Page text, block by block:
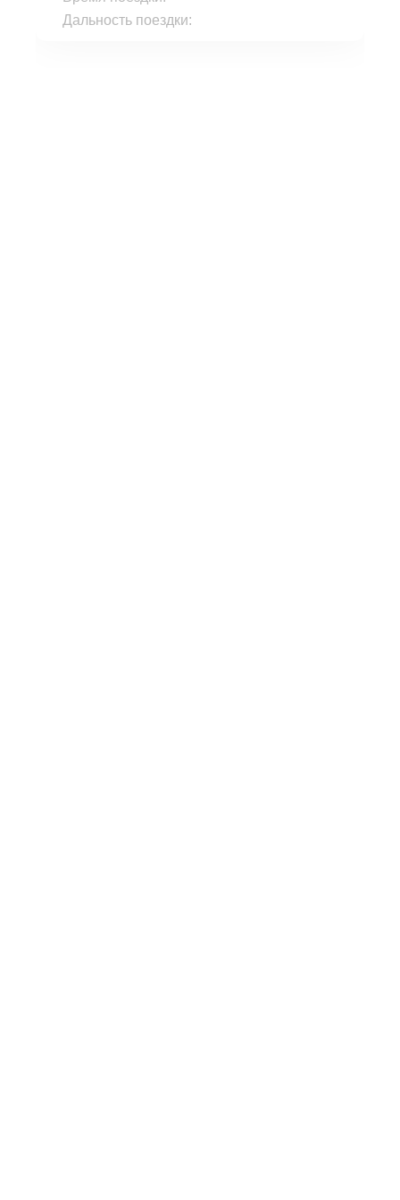
Дальность поездки: